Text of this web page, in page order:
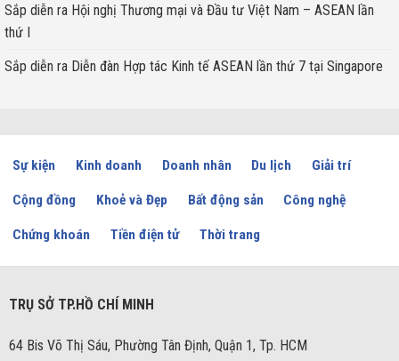
Sắp diễn ra Hội nghị Thương mại và Đầu tư Việt Nam – ASEAN lần
thứ I
Sắp diễn ra Diễn đàn Hợp tác Kinh tế ASEAN lần thứ 7 tại Singapore
Sự kiện Kinh doanh Doanh nhân Du lịch Giải trí
Cộng đồng Khoẻ và Đẹp Bất động sản Công nghệ
Chứng khoán Tiền điện tử Thời trang
TRỤ SỞ TP.HỒ CHÍ MINH
64 Bis Võ Thị Sáu, Phường Tân Định, Quận 1, Tp. HCM